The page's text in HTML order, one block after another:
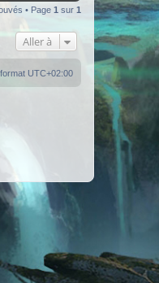
• Page 1 sur 1
Aller à
UTC+02:00